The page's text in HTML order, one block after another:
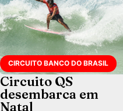
CIRCUITO BANCO DO BRASIL
Circuito QS
desembarca em
Natal